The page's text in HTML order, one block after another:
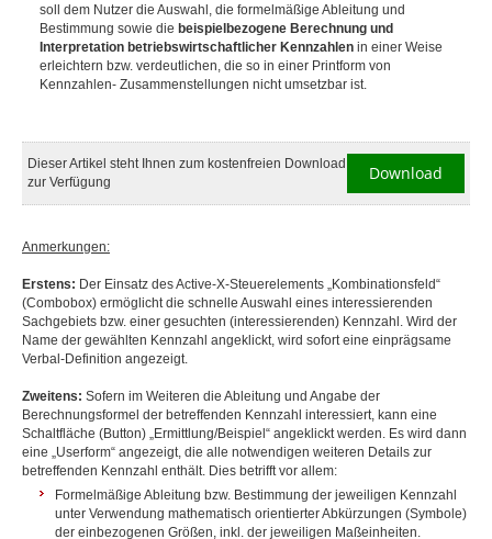
soll dem Nutzer die Auswahl, die formelmäßige Ableitung und
Bestimmung sowie die beispielbezogene Berechnung und
Interpretation betriebswirtschaftlicher Kennzahlen in einer Weise
erleichtern bzw. verdeutlichen, die so in einer Printform von
Kennzahlen- Zusammenstellungen nicht umsetzbar ist.
Dieser Artikel steht Ihnen zum kostenfreien Download
zur Verfügung
Download
Anmerkungen:
Erstens: Der Einsatz des Active-X-Steuerelements „Kombinationsfeld“
(Combobox) ermöglicht die schnelle Auswahl eines interessierenden
Sachgebiets bzw. einer gesuchten (interessierenden) Kennzahl. Wird der
Name der gewählten Kennzahl angeklickt, wird sofort eine einprägsame
Verbal-Definition angezeigt.
Zweitens: Sofern im Weiteren die Ableitung und Angabe der
Berechnungsformel der betreffenden Kennzahl interessiert, kann eine
Schaltfläche (Button) „Ermittlung/Beispiel“ angeklickt werden. Es wird dann
eine „Userform“ angezeigt, die alle notwendigen weiteren Details zur
betreffenden Kennzahl enthält. Dies betrifft vor allem:
Formelmäßige Ableitung bzw. Bestimmung der jeweiligen Kennzahl
unter Verwendung mathematisch orientierter Abkürzungen (Symbole)
der einbezogenen Größen, inkl. der jeweiligen Maßeinheiten.